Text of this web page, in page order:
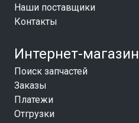
Наши поставщики
Контакты
Интернет-магазин
Поиск запчастей
Заказы
Платежи
Отгрузки